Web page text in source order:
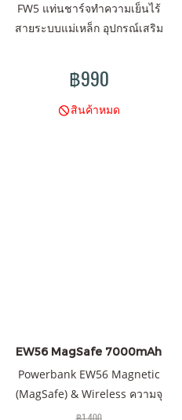
FW5 แท่นชาร์จทำความเย็นไร้
สายระบบแม่เหล็ก อุปกรณ์เสริม
฿990
สินค้าหมด
EW56 MagSafe 7000mAh
Powerbank EW56 Magnetic
(MagSafe) & Wireless ความจุ
7000mAh QC 3.0 | PD 20W พา